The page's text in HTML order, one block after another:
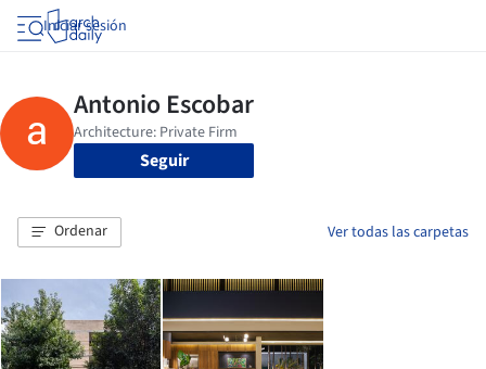
Iniciar sesión
Seguir
Ordenar Ver todas las carpetas